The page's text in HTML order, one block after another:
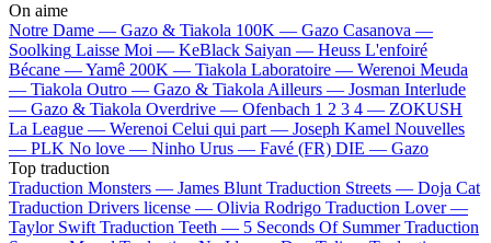
On aime
Notre Dame — Gazo & Tiakola 100K — Gazo Casanova —
Soolking Laisse Moi — KeBlack Saiyan — Heuss L'enfoiré
Bécane —Yamê 200K — Tiakola Laboratoire — Werenoi Meuda
— Tiakola Outro — Gazo & Tiakola Ailleurs — Josman Interlude
— Gazo & Tiakola Overdrive — Ofenbach 1 2 3 4 — ZOKUSH
La League — Werenoi Celui qui part — Joseph Kamel Nouvelles
— PLK No love — Ninho Urus — Favé (FR) DIE — Gazo
Top traduction
Traduction Monsters — James Blunt Traduction Streets — Doja Cat
Traduction Drivers license — Olivia Rodrigo Traduction Lover —
Taylor Swift Traduction Teeth — 5 Seconds Of Summer Traduction